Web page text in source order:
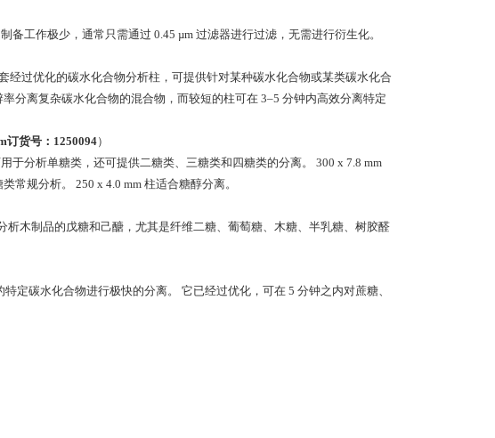
工作极少，通常只需通过 0.45 µm 过滤器进行过滤，无需进行衍生化。
经过优化的碳水化合物分析柱，可提供针对某种碳水化合物或某类碳水化合
分离复杂碳水化合物的混合物，而较短的柱可在 3–5 分钟内高效分离特定
订货号：1250094）
分析单糖类，还可提供二糖类、三糖类和四糖类的分离。 300 x 7.8 mm
常规分析。 250 x 4.0 mm 柱适合糖醇分离。
析木制品的戊糖和己醣，尤其是纤维二糖、葡萄糖、木糖、半乳糖、树胶醛
定碳水化合物进行极快的分离。 它已经过优化，可在 5 分钟之内对蔗糖、